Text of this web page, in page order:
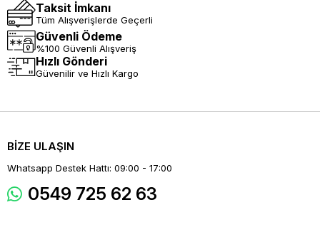
Taksit İmkanı
Tüm Alışverişlerde Geçerli
Güvenli Ödeme
%100 Güvenli Alışveriş
Hızlı Gönderi
Güvenilir ve Hızlı Kargo
BİZE ULAŞIN
Whatsapp Destek Hattı: 09:00 - 17:00
0549 725 62 63